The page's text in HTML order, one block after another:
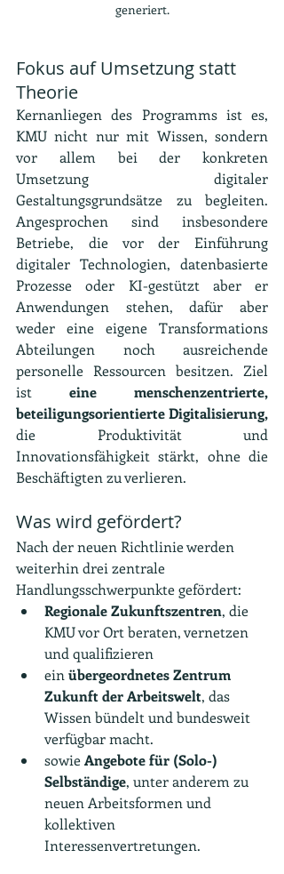
generiert.
Fokus auf Umsetzung statt
Theorie
Kernanliegen des Programms ist es,
KMU nicht nur mit Wissen, sondern
vor allem bei der konkreten
Umsetzung digitaler
Gestaltungsgrundsätze zu begleiten.
Angesprochen sind insbesondere
Betriebe, die vor der Einführung
digitaler Technologien, datenbasierte
Prozesse oder KI-gestützt aber er
Anwendungen stehen, dafür aber
weder eine eigene Transformations
Abteilungen noch ausreichende
personelle Ressourcen besitzen. Ziel
ist eine menschenzentrierte,
beteiligungsorientierte Digitalisierung,
die Produktivität und
Innovationsfähigkeit stärkt, ohne die
Beschäftigten zu verlieren.
Was wird gefördert?
Nach der neuen Richtlinie werden
weiterhin drei zentrale
Handlungsschwerpunkte gefördert:
Regionale Zukunftszentren, die
KMU vor Ort beraten, vernetzen
und qualifizieren
ein übergeordnetes Zentrum
Zukunft der Arbeitswelt, das
Wissen bündelt und bundesweit
verfügbar macht.
sowie Angebote für (Solo-)
Selbständige, unter anderem zu
neuen Arbeitsformen und
kollektiven
Interessenvertretungen.